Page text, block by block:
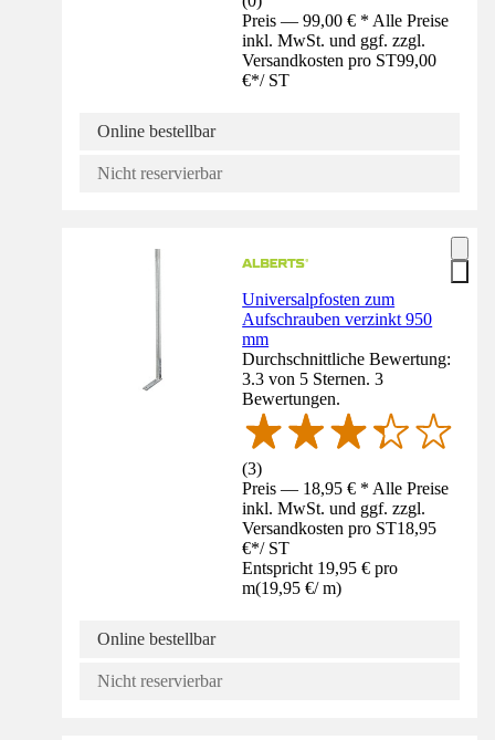
Preis — 99,00 € * Alle Preise
inkl. MwSt. und ggf. zzgl.
Versandkosten pro ST99,00
€*/ ST
Online bestellbar
Nicht reservierbar
Universalpfosten zum
Aufschrauben verzinkt 950
mm
Durchschnittliche Bewertung:
3.3 von 5 Sternen. 3
Bewertungen.
(3)
Preis — 18,95 € * Alle Preise
inkl. MwSt. und ggf. zzgl.
Versandkosten pro ST18,95
€*/ ST
Entspricht 19,95 € pro
m(19,95 €/ m)
Online bestellbar
Nicht reservierbar